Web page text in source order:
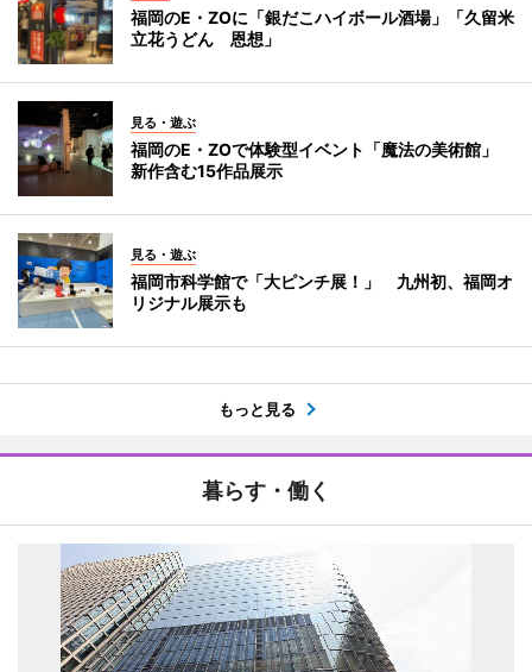
福岡のE・ZOに「銀だこハイボール酒場」「久留米
立花うどん 恩想」
見る・遊ぶ
福岡のE・ZOで体験型イベント「魔法の美術館」
新作含む15作品展示
見る・遊ぶ
福岡市科学館で「大ピンチ展！」 九州初、福岡オ
リジナル展示も
もっと見る
暮らす・働く